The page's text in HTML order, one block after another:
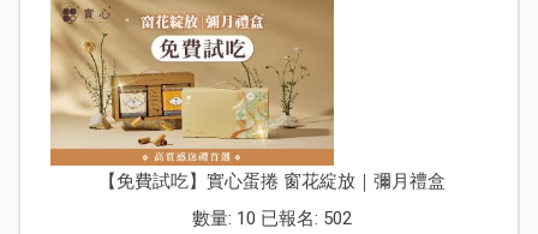
【免費試吃】實心蛋捲 窗花綻放｜彌月禮盒
數量: 10 已報名: 502